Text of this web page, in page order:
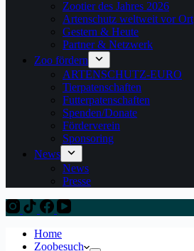
Zootier des Jahres 2026
Artenschutz weltweit vor Ort
Gestern & Heute
Partner & Netzwerk
Zoo fördern
ARTENSCHUTZ-EURO
Tierpatenschaften
Futterpatenschaften
Spenden/Donate
Förderverein
Sponsoring
News
News
Presse
Home
Zoobesuch